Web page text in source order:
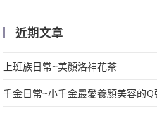
近期文章
上班族日常~美顏洛神花茶
千金日常~小千金最愛養顏美容的Q